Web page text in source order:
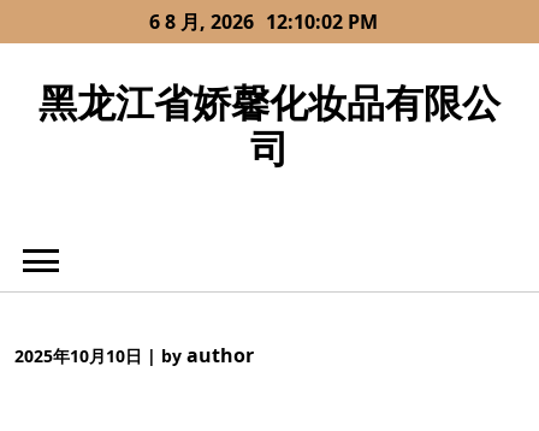
to
6 8 月, 2026 12:10:02 PM
黑龙江省娇馨化妆品有限公
司
2025年10月10日 | by author